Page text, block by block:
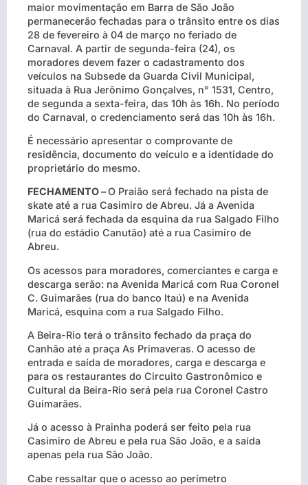
maior movimentação em Barra de São João
permanecerão fechadas para o trânsito entre os dias
28 de fevereiro à 04 de março no feriado de
Carnaval. A partir de segunda-feira (24), os
moradores devem fazer o cadastramento dos
veículos na Subsede da Guarda Civil Municipal,
situada à Rua Jerônimo Gonçalves, n° 1531, Centro,
de segunda a sexta-feira, das 10h às 16h. No período
do Carnaval, o credenciamento será das 10h às 16h.
É necessário apresentar o comprovante de
residência, documento do veículo e a identidade do
proprietário do mesmo.
FECHAMENTO –O Praião será fechado na pista de
skate até a rua Casimiro de Abreu. Já a Avenida
Maricá será fechada da esquina da rua Salgado Filho
(rua do estádio Canutão) até a rua Casimiro de
Abreu.
Os acessos para moradores, comerciantes e carga e
descarga serão: na Avenida Maricá com Rua Coronel
C. Guimarães (rua do banco Itaú) e na Avenida
Maricá, esquina com a rua Salgado Filho.
A Beira-Rio terá o trânsito fechado da praça do
Canhão até a praça As Primaveras. O acesso de
entrada e saída de moradores, carga e descarga e
para os restaurantes do Circuito Gastronômico e
Cultural da Beira-Rio será pela rua Coronel Castro
Guimarães.
Já o acesso à Prainha poderá ser feito pela rua
Casimiro de Abreu e pela rua São João, e a saída
apenas pela rua São João.
Cabe ressaltar que o acesso ao perímetro